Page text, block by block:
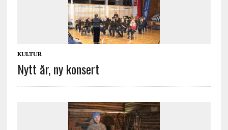
KULTUR
Nytt år, ny konsert